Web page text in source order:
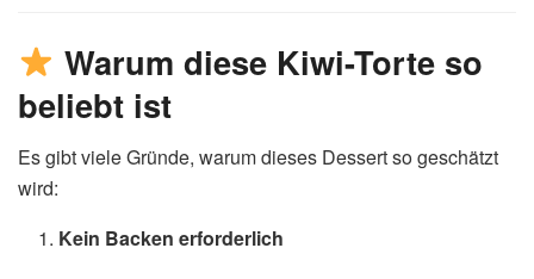
Warum diese Kiwi-Torte so
beliebt ist
Es gibt viele Gründe, warum dieses Dessert so geschätzt
wird:
Kein Backen erforderlich